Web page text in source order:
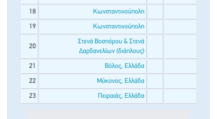
18 Κωνσταντινούπολη
19 Κωνσταντινούπολη
20
Στενά Βοσπόρου & Στενά
Δαρδανελίων (διάπλους)
21 Βόλος, Ελλάδα
22 Μύκονος, Ελλάδα
23 Πειραιάς, Ελλάδα